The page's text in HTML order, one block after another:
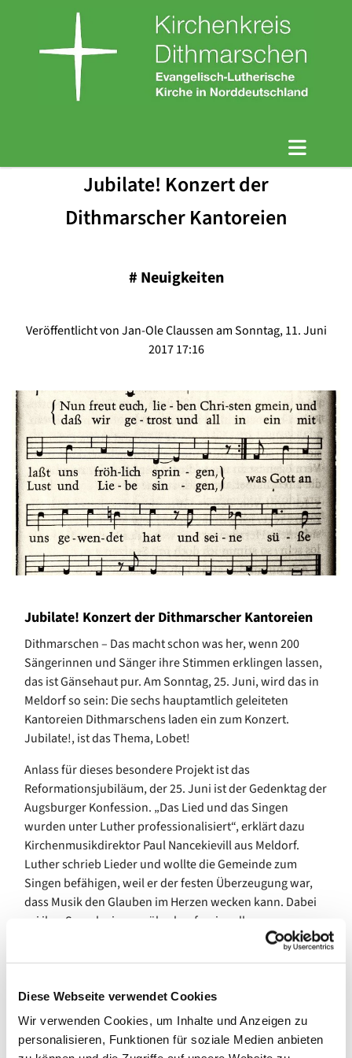
Diese Webseite verwendet Cookies
Wir verwenden Cookies, um Inhalte und Anzeigen zu
personalisieren, Funktionen für soziale Medien anbieten
Jubilate! Konzert der
Dithmarscher Kantoreien
# Neuigkeiten
Veröffentlicht von Jan-Ole Claussen am Sonntag, 11. Juni
2017 17:16
Jubilate! Konzert der Dithmarscher Kantoreien
Dithmarschen – Das macht schon was her, wenn 200
Sängerinnen und Sänger ihre Stimmen erklingen lassen,
das ist Gänsehaut pur. Am Sonntag, 25. Juni, wird das in
Meldorf so sein: Die sechs hauptamtlich geleiteten
Kantoreien Dithmarschens laden ein zum Konzert.
Jubilate!, ist das Thema, Lobet!
Anlass für dieses besondere Projekt ist das
Reformationsjubiläum, der 25. Juni ist der Gedenktag der
Augsburger Konfession. „Das Lied und das Singen
wurden unter Luther professionalisiert“, erklärt dazu
Kirchenmusikdirektor Paul Nancekievill aus Meldorf.
Luther schrieb Lieder und wollte die Gemeinde zum
Singen befähigen, weil er der festen Überzeugung war,
dass Musik den Glauben im Herzen wecken kann. Dabei
sei ihre Sprache immer überkonfessionell gewesen,
betont Nancekievill. Komponisten wie Mozart und Vivaldi
seien bei evangelischen Musikern ebenso beliebt
beginnt mit Psalm und Gesang. „Nun freut euch, liebe
Christen gemein‘“ – da singt dann die Gemeinde in guter